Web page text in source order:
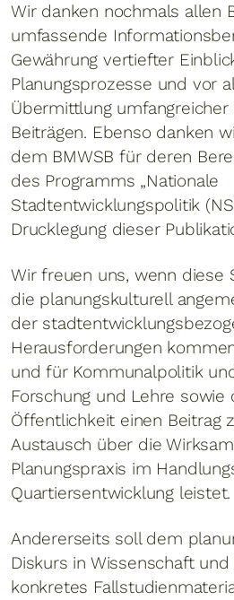
Wir danken nochmals allen
umfassende
Gewährung vertiefter
Planungsprozesse und vor
Übermittlung
Beiträgen. Ebenso danken
dem BMWSB für deren
des Programms „Nationale
Stadtentwicklungspolitik
Drucklegung dieser
Wir freuen uns, wenn diese
die planungskulturell
der
Herausforderungen
und für Kommunalpolitik
Forschung und Lehre
Öffentlichkeit einen Beitrag
Austausch über die
Planungspraxis im
Quartiersentwicklung leistet.
Andererseits soll dem
Diskurs in Wissenschaft und
konkretes